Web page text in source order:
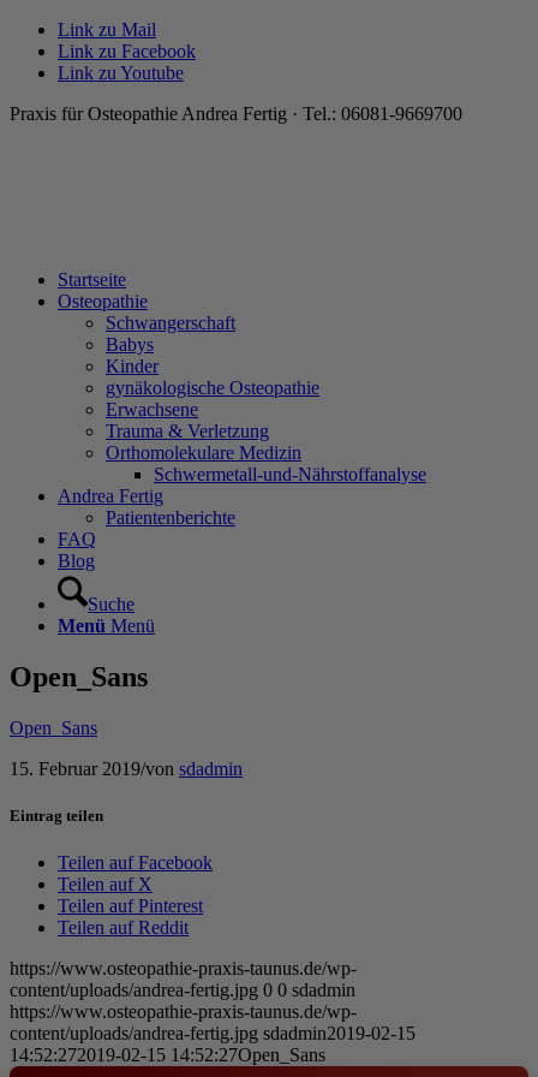
Link zu Mail
Link zu Facebook
Link zu Youtube
Praxis für Osteopathie Andrea Fertig · Tel.: 06081-9669700
Startseite
Osteopathie
Schwangerschaft
Babys
Kinder
gynäkologische Osteopathie
Erwachsene
Trauma & Verletzung
Orthomolekulare Medizin
Schwermetall-und-Nährstoffanalyse
Andrea Fertig
Patientenberichte
FAQ
Blog
Suche
Menü Menü
Open_Sans
Open_Sans
15. Februar 2019/von sdadmin
Eintrag teilen
Teilen auf Facebook
Teilen auf X
Teilen auf Pinterest
Teilen auf Reddit
https://www.osteopathie-praxis-taunus.de/wp-
content/uploads/andrea-fertig.jpg 0 0 sdadmin
https://www.osteopathie-praxis-taunus.de/wp-
content/uploads/andrea-fertig.jpg sdadmin2019-02-15
14:52:272019-02-15 14:52:27Open_Sans